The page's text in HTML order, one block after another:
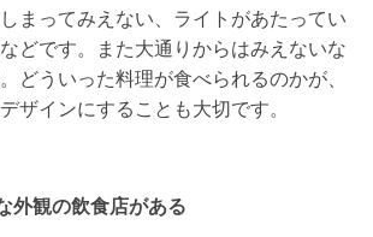
まってみえない、ライトがあたってい
どです。また大通りからはみえないな
どういった料理が食べられるのかが、
ザインにすることも大切です。
外観の飲食店がある